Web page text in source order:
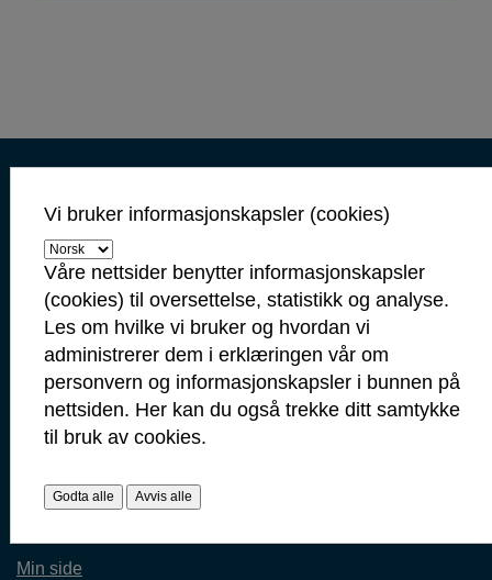
Helsehuset
Sarpsborg
Kontakt oss
Servicetorget: 69 10 80 00
(Telefontid mandag-fredag 09.00-14.00)
servicetorget@sarpsborg.com
postmottak@sarpsborg.com
Contact us - English
Post: Postboks 237, 1702 Sarpsborg
Besøk: Glengsgata 38, 1706 Sarpsborg
Org.nr: 938 801 363
Kommunenummer: 3105
Min side
Vi bruker informasjonskapsler (cookies)
Våre nettsider benytter informasjonskapsler
(cookies) til oversettelse, statistikk og analyse.
Les om hvilke vi bruker og hvordan vi
administrerer dem i erklæringen vår om
personvern og informasjonskapsler i bunnen på
nettsiden. Her kan du også trekke ditt samtykke
til bruk av cookies.
Godta alle Avvis alle